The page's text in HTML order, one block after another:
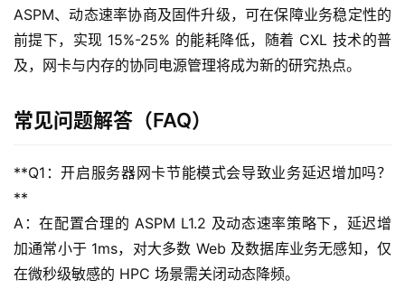
互
联
网
动
于
我
们
ASPM、动态速率协商及固件升级，可在保障业务稳定性的
前提下，实现 15%-25% 的能耗降低，随着 CXL 技术的普
及，网卡与内存的协同电源管理将成为新的研究热点。
常见问题解答（FAQ）
**Q1：开启服务器网卡节能模式会导致业务延迟增加吗？
**
A：在配置合理的 ASPM L1.2 及动态速率策略下，延迟增
加通常小于 1ms，对大多数 Web 及数据库业务无感知，仅
在微秒级敏感的 HPC 场景需关闭动态降频。